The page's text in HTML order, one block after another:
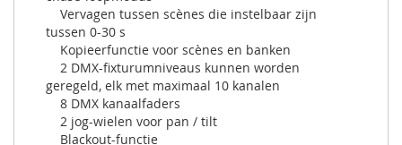
Vervagen tussen scènes die instelbaar zijn
tussen 0-30 s
Kopieerfunctie voor scènes en banken
2 DMX-fixturumniveaus kunnen worden
geregeld, elk met maximaal 10 kanalen
8 DMX kanaalfaders
2 jog-wielen voor pan / tilt
Blackout-functie